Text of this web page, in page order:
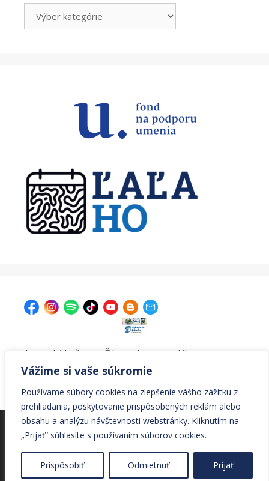
Vážime si vaše súkromie
Používame súbory cookies na zlepšenie vášho zážitku z
prehliadania, poskytovanie prispôsobených reklám alebo
obsahu a analýzu návštevnosti webstránky. Kliknutím na
„Prijať“ súhlasíte s používaním súborov cookies.
Prispôsobiť Odmietnuť Prijať
| Krajská knižnica v Žiline, Ul. A. Bernoláka 47, 011 77
Žilina | kniznica@krajskakniznicazilina.sk
041/7233090 |
© Všetky práva vyhradené Krajská knižnica v Žiline
© 2026 Krajská knižnica v Žiline• Vytvorené s
GeneratePress